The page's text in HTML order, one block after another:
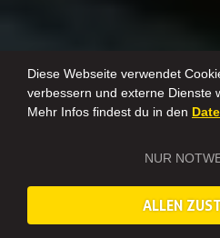
Diese Webseite verwendet
verbessern und externe Dienste
Mehr Infos findest du in den
NUR
ALLEN